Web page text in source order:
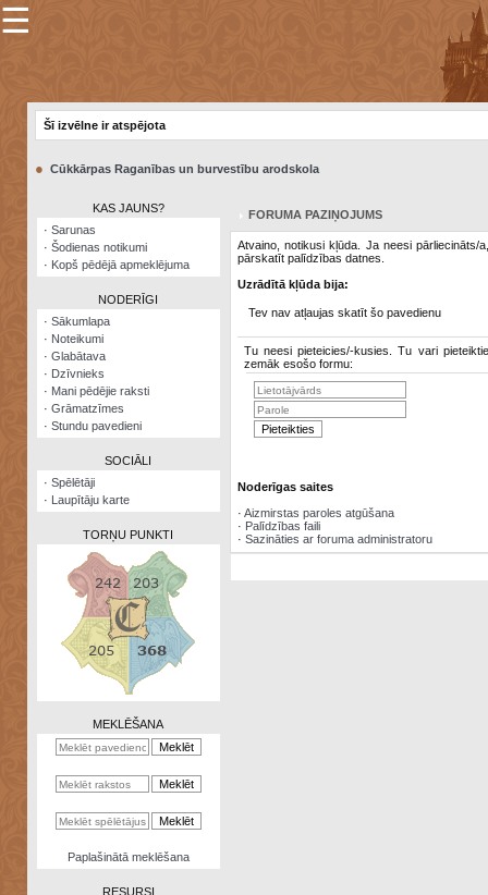
×
Šodienas
notikumi
Visatcera
almanahs
Arhīvs
Zināšanu
kalkulators
Nomētātās
☰
Šī izvēlne ir atspējota
● Cūkkārpas Raganības un burvestību arodskola
KAS JAUNS?
· Sarunas
· Šodienas notikumi
· Kopš pēdējā apmeklējuma
NODERĪGI
· Sākumlapa
· Noteikumi
· Glabātava
· Dzīvnieks
· Mani pēdējie raksti
· Grāmatzīmes
· Stundu pavedieni
SOCIĀLI
· Spēlētāji
· Laupītāju karte
TORŅU PUNKTI
MEKLĒŠANA
Paplašinātā meklēšana
RESURSI
FORUMA PAZIŅOJUMS
Atvaino, notikusi kļūda. Ja neesi pārliecināts/
pārskatīt palīdzības datnes.
Uzrādītā kļūda bija:
Tev nav atļaujas skatīt šo pavedienu
Tu neesi pieteicies/-kusies. Tu vari
zemāk esošo formu:
Noderīgas saites
· Aizmirstas paroles atgūšana
· Palīdzības faili
· Sazināties ar foruma administratoru